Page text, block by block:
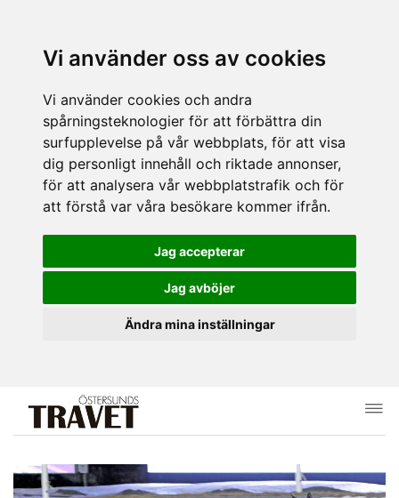
Vi använder oss av cookies
Vi använder cookies och andra
spårningsteknologier för att förbättra din
surfupplevelse på vår webbplats, för att visa
dig personligt innehåll och riktade annonser,
för att analysera vår webbplatstrafik och för
att förstå var våra besökare kommer ifrån.
Jag accepterar
Jag avböjer
Ändra mina inställningar